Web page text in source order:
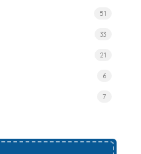
51
33
21
6
7